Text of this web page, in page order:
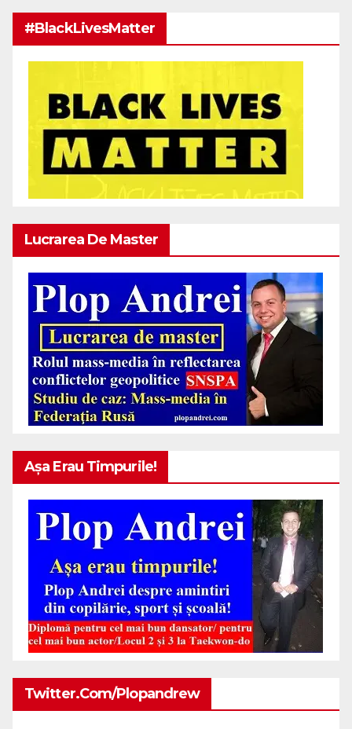
#BlackLivesMatter
Lucrarea De Master
Așa Erau Timpurile!
Twitter.com/plopandrew